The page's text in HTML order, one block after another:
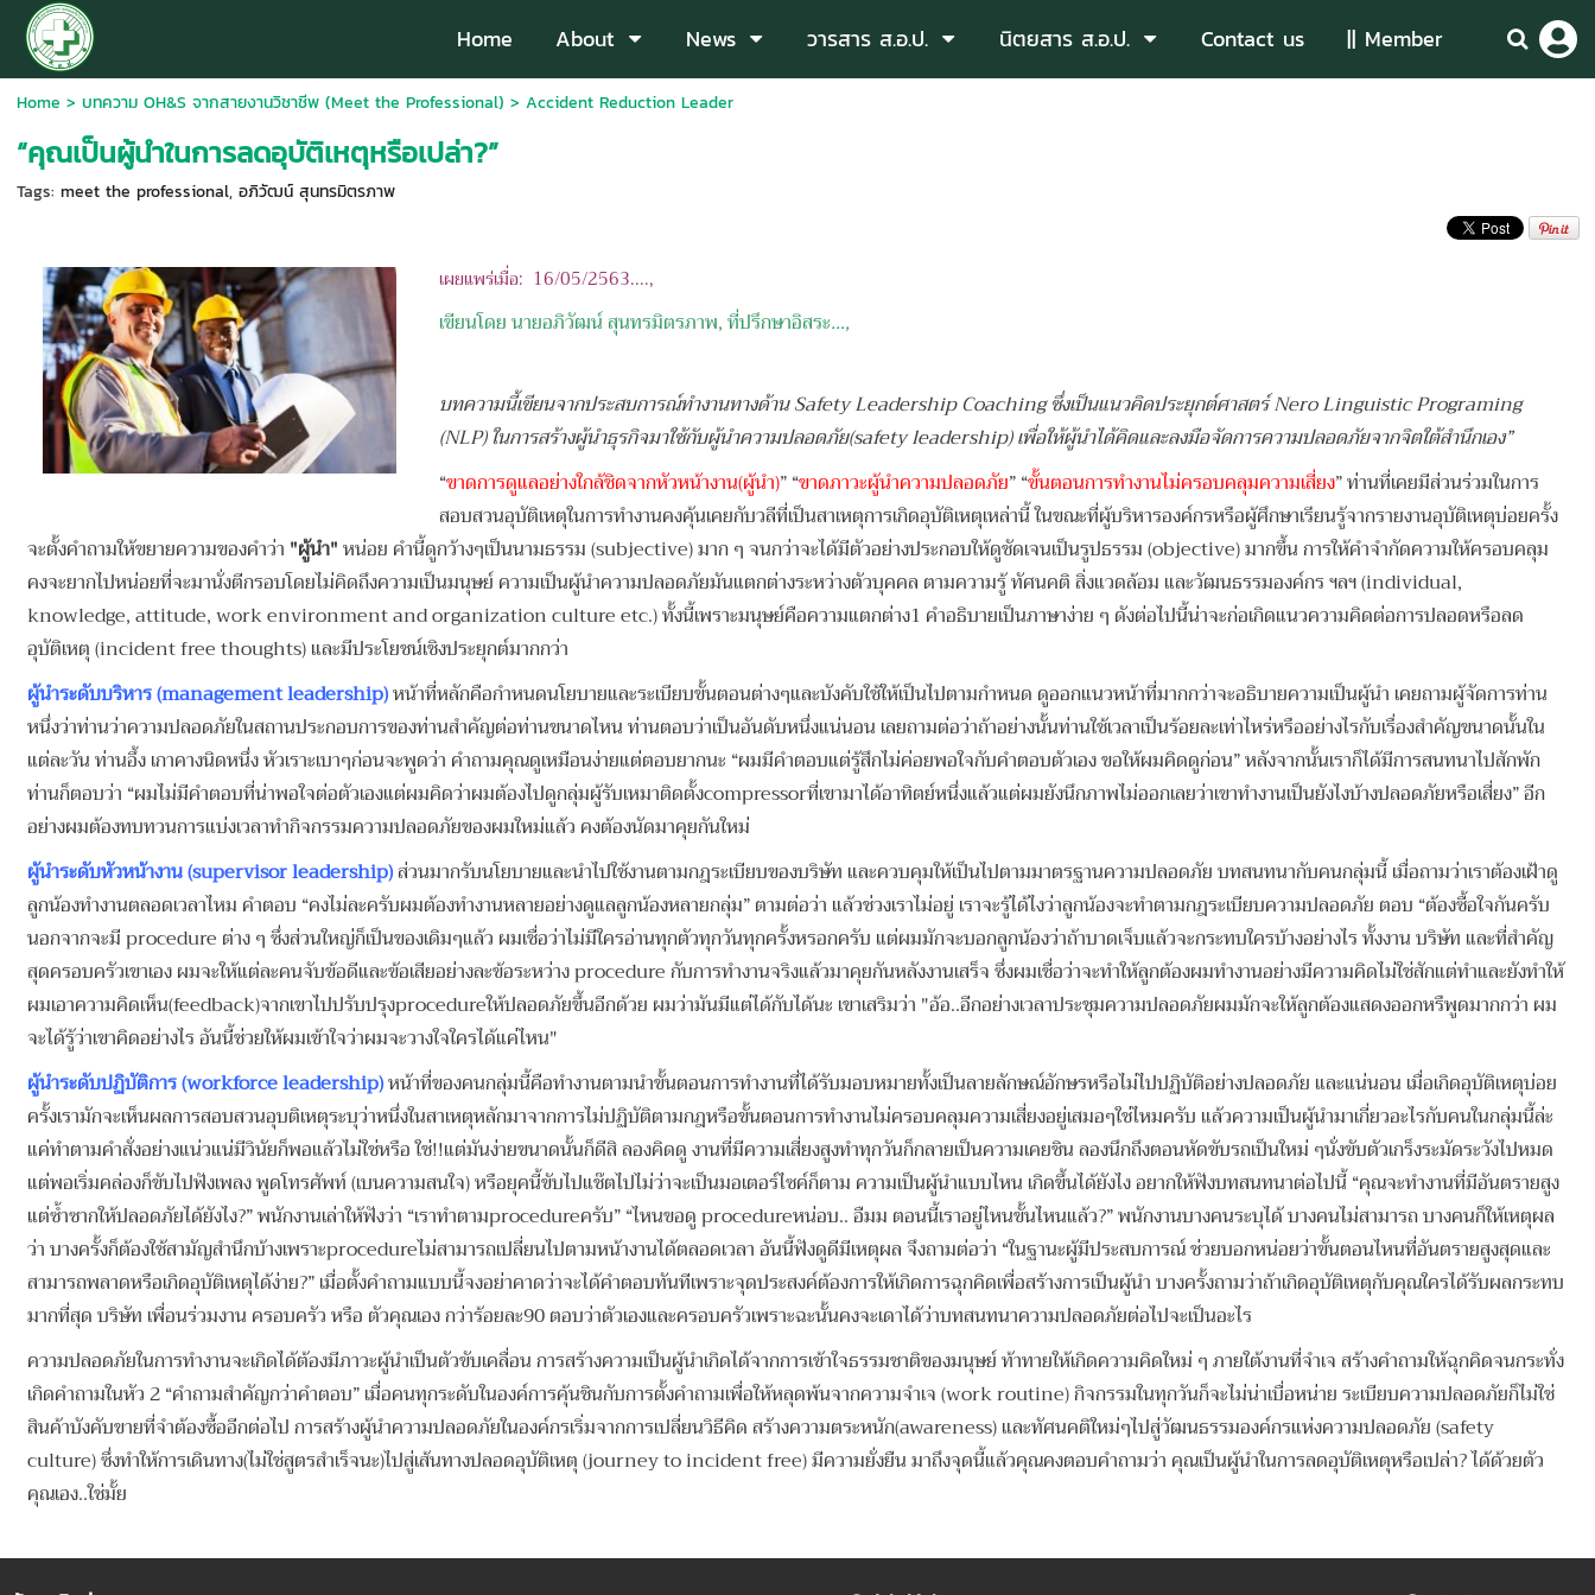
Home About News วารสาร ส.อ.ป. นิตยสาร ส.อ.ป. Contact us || Member
Home > บทความ OH&S จากสายงานวิชาชีพ (Meet the Professional) > Accident Reduction Leader
“คุณเป็นผู้นำในการลดอุบัติเหตุหรือเปล่า?”
Tags: meet the professional, อภิวัฒน์ สุนทรมิตรภาพ
เผยแพร่เมื่อ: 16/05/2563....,
เขียนโดย นายอภิวัฒน์ สุนทรมิตรภาพ, ที่ปรึกษาอิสระ...,
บทความนี้เขียนจากประสบการณ์ทำงานทางด้าน Safety Leadership Coaching ซึ่งเป็นแนวคิดประยุกต์ศาสตร์ Nero Linguistic Programing
(NLP) ในการสร้างผู้นำธุรกิจมาใช้กับผู้นำความปลอดภัย(safety leadership) เพื่อให้ผู้นำได้คิดและลงมือจัดการความปลอดภัยจากจิตใต้สำนึกเอง”
“ขาดการดูแลอย่างใกล้ชิดจากหัวหน้างาน(ผู้นำ)” “ขาดภาวะผู้นำความปลอดภัย” “ขั้นตอนการทำงานไม่ครอบคลุมความเสี่ยง” ท่านที่เคยมีส่วนร่วมในการ
สอบสวนอุบัติเหตุในการทำงานคงคุ้นเคยกับวลีที่เป็นสาเหตุการเกิดอุบัติเหตุเหล่านี้ ในขณะที่ผู้บริหารองค์กรหรือผู้ศึกษาเรียนรู้จากรายงานอุบัติเหตุบ่อยครั้ง
จะตั้งคำถามให้ขยายความของคำว่า "ผู้นำ"หน่อย คำนี้ดูกว้างๆเป็นนามธรรม (subjective) มาก ๆ จนกว่าจะได้มีตัวอย่างประกอบให้ดูชัดเจนเป็นรูปธรรม (objective) มากขึ้น การให้คำจำกัดความให้ครอบคลุม
คงจะยากไปหน่อยที่จะมานั่งตีกรอบโดยไม่คิดถึงความเป็นมนุษย์ ความเป็นผู้นำความปลอดภัยมันแตกต่างระหว่างตัวบุคคล ตามความรู้ ทัศนคติ สิ่งแวดล้อม และวัฒนธรรมองค์กร ฯลฯ (individual,
knowledge, attitude, work environment and organization culture etc.) ทั้งนี้เพราะมนุษย์คือความแตกต่าง1 คำอธิบายเป็นภาษาง่าย ๆ ดังต่อไปนี้น่าจะก่อเกิดแนวความคิดต่อการปลอดหรือลด
อุบัติเหตุ (incident free thoughts) และมีประโยชน์เชิงประยุกต์มากกว่า
ผู้นำระดับบริหาร (management leadership)หน้าที่หลักคือกำหนดนโยบายและระเบียบขั้นตอนต่างๆและบังคับใช้ให้เป็นไปตามกำหนด ดูออกแนวหน้าที่มากกว่าจะอธิบายความเป็นผู้นำ เคยถามผู้จัดการท่าน
หนึ่งว่าท่านว่าความปลอดภัยในสถานประกอบการของท่านสำคัญต่อท่านขนาดไหน ท่านตอบว่าเป็นอันดับหนึ่งแน่นอน เลยถามต่อว่าถ้าอย่างนั้นท่านใช้เวลาเป็นร้อยละเท่าไหร่หรืออย่างไรกับเรื่องสำคัญขนาดนั้นใน
แต่ละวัน ท่านอึ้ง เกาคางนิดหนึ่ง หัวเราะเบาๆก่อนจะพูดว่า คำถามคุณดูเหมือนง่ายแต่ตอบยากนะ “ผมมีคำตอบแต่รู้สึกไม่ค่อยพอใจกับคำตอบตัวเอง ขอให้ผมคิดดูก่อน” หลังจากนั้นเราก็ได้มีการสนทนาไปสักพัก
ท่านก็ตอบว่า “ผมไม่มีคำตอบที่น่าพอใจต่อตัวเองแต่ผมคิดว่าผมต้องไปดูกลุ่มผู้รับเหมาติดตั้งcompressorที่เขามาได้อาทิตย์หนึ่งแล้วแต่ผมยังนึกภาพไม่ออกเลยว่าเขาทำงานเป็นยังไงบ้างปลอดภัยหรือเสี่ยง” อีก
อย่างผมต้องทบทวนการแบ่งเวลาทำกิจกรรมความปลอดภัยของผมใหม่แล้ว คงต้องนัดมาคุยกันใหม่
ผู้นำระดับหัวหน้างาน (supervisor leadership)ส่วนมากรับนโยบายและนำไปใช้งานตามกฎระเบียบของบริษัท และควบคุมให้เป็นไปตามมาตรฐานความปลอดภัย บทสนทนากับคนกลุ่มนี้ เมื่อถามว่าเราต้องเฝ้าดู
ลูกน้องทำงานตลอดเวลาไหม คำตอบ “คงไม่ละครับผมต้องทำงานหลายอย่างดูแลลูกน้องหลายกลุ่ม” ตามต่อว่า แล้วช่วงเราไม่อยู่ เราจะรู้ได้ไงว่าลูกน้องจะทำตามกฎระเบียบความปลอดภัย ตอบ “ต้องซื้อใจกันครับ
นอกจากจะมี procedure ต่าง ๆ ซึ่งส่วนใหญ่ก็เป็นของเดิมๆแล้ว ผมเชื่อว่าไม่มีใครอ่านทุกตัวทุกวันทุกครั้งหรอกครับ แต่ผมมักจะบอกลูกน้องว่าถ้าบาดเจ็บแล้วจะกระทบใครบ้างอย่างไร ทั้งงาน บริษัท และที่สำคัญ
สุดครอบครัวเขาเอง ผมจะให้แต่ละคนจับข้อดีและข้อเสียอย่างละข้อระหว่าง procedure กับการทำงานจริงแล้วมาคุยกันหลังงานเสร็จ ซึ่งผมเชื่อว่าจะทำให้ลูกต้องผมทำงานอย่างมีความคิดไม่ใช่สักแต่ทำและยังทำให้
ผมเอาความคิดเห็น(feedback)จากเขาไปปรับปรุงprocedureให้ปลอดภัยขึ้นอีกด้วย ผมว่ามันมีแต่ได้กับได้นะ เขาเสริมว่า "อ้อ..อีกอย่างเวลาประชุมความปลอดภัยผมมักจะให้ลูกต้องแสดงออกหรืพูดมากกว่า ผม
จะได้รู้ว่าเขาคิดอย่างไร อันนี้ช่วยให้ผมเข้าใจว่าผมจะวางใจใครได้แค่ไหน"
ผู้นำระดับปฏิบัติการ (workforce leadership)หน้าที่ของคนกลุ่มนี้คือทำงานตามนำขั้นตอนการทำงานที่ได้รับมอบหมายทั้งเป็นลายลักษณ์อักษรหรือไม่ไปปฏิบัติอย่างปลอดภัย และแน่นอน เมื่อเกิดอุบัติเหตุบ่อย
ครั้งเรามักจะเห็นผลการสอบสวนอุบติเหตุระบุว่าหนึ่งในสาเหตุหลักมาจากการไม่ปฏิบัติตามกฎหรือขั้นตอนการทำงานไม่ครอบคลุมความเสี่ยงอยู่เสมอๆใช่ไหมครับ แล้วความเป็นผู้นำมาเกี่ยวอะไรกับคนในกลุ่มนี้ล่ะ
แค่ทำตามคำสั่งอย่างแน่วแน่มีวินัยก็พอแล้วไม่ใช่หรือ ใช่!!แต่มันง่ายขนาดนั้นก็ดีสิ ลองคิดดู งานที่มีความเสี่ยงสูงทำทุกวันก็กลายเป็นความเคยชิน ลองนึกถึงตอนหัดขับรถเป็นใหม่ ๆนั่งขับตัวเกร็งระมัดระวังไปหมด
แต่พอเริ่มคล่องก็ขับไปฟังเพลง พูดโทรศัพท์ (เบนความสนใจ) หรือยุคนี้ขับไปแช๊ตไปไม่ว่าจะเป็นมอเตอร์ไซค์ก็ตาม ความเป็นผู้นำแบบไหน เกิดขึ้นได้ยังไง อยากให้ฟังบทสนทนาต่อไปนี้ “คุณจะทำงานที่มีอันตรายสูง
แต่ซ้ำซากให้ปลอดภัยได้ยังไง?” พนักงานเล่าให้ฟังว่า “เราทำตามprocedureครับ” “ไหนขอดู procedureหน่อบ.. อืมม ตอนนี้เราอยู่ไหนขั้นไหนแล้ว?” พนักงานบางคนระบุได้ บางคนไม่สามารถ บางคนก็ให้เหตุผล
ว่า บางครั้งก็ต้องใช้สามัญสำนึกบ้างเพราะprocedureไม่สามารถเปลี่ยนไปตามหน้างานได้ตลอดเวลา อันนี้ฟังดูดีมีเหตุผล จึงถามต่อว่า “ในฐานะผู้มีประสบการณ์ ช่วยบอกหน่อยว่าขั้นตอนไหนที่อันตรายสูงสุดและ
สามารถพลาดหรือเกิดอุบัติเหตุได้ง่าย?” เมื่อตั้งคำถามแบบนี้จงอย่าคาดว่าจะได้คำตอบทันทีเพราะจุดประสงค์ต้องการให้เกิดการฉุกคิดเพื่อสร้างการเป็นผู้นำ บางครั้งถามว่าถ้าเกิดอุบัติเหตุกับคุณใครได้รับผลกระทบ
มากที่สุด บริษัท เพื่อนร่วมงาน ครอบครัว หรือ ตัวคุณเอง กว่าร้อยละ90 ตอบว่าตัวเองและครอบครัวเพราะฉะนั้นคงจะเดาได้ว่าบทสนทนาความปลอดภัยต่อไปจะเป็นอะไร
ความปลอดภัยในการทำงานจะเกิดได้ต้องมีภาวะผู้นำเป็นตัวขับเคลื่อน การสร้างความเป็นผู้นำเกิดได้จากการเข้าใจธรรมชาติของมนุษย์ ท้าทายให้เกิดความคิดใหม่ ๆ ภายใต้งานที่จำเจ สร้างคำถามให้ฉุกคิดจนกระทั่ง
เกิดคำถามในหัว 2 “คำถามสำคัญกว่าคำตอบ” เมื่อคนทุกระดับในองค์การคุ้นชินกับการตั้งคำถามเพื่อให้หลุดพ้นจากความจำเจ (work routine) กิจกรรมในทุกวันก็จะไม่น่าเบื่อหน่าย ระเบียบความปลอดภัยก็ไม่ใช่
สินค้าบังคับขายที่จำต้องซื้ออีกต่อไป การสร้างผู้นำความปลอดภัยในองค์กรเริ่มจากการเปลี่ยนวิธีคิด สร้างความตระหนัก(awareness) และทัศนคติใหม่ๆไปสู่วัฒนธรรมองค์กรแห่งความปลอดภัย (safety
culture) ซึ่งทำให้การเดินทาง(ไม่ใช่สูตรสำเร็จนะ)ไปสู่เส้นทางปลอดอุบัติเหตุ (journey to incident free) มีความยั่งยืน มาถึงจุดนี้แล้วคุณคงตอบคำถามว่า คุณเป็นผู้นำในการลดอุบัติเหตุหรือเปล่า? ได้ด้วยตัว
คุณเอง..ใช่มั้ย